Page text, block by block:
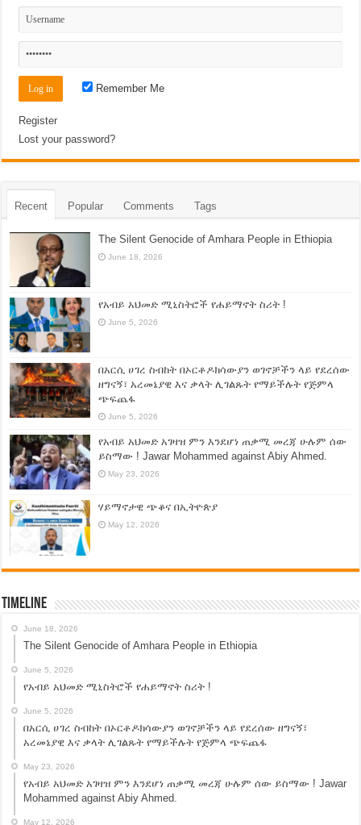
Remember Me
Register
Lost your password?
Recent Popular Comments Tags
The Silent Genocide of Amhara People in Ethiopia
June 18, 2026
የአብይ አህመድ ሚኒስትሮች የሐይማኖት ስሪት !
June 5, 2026
በአርሲ ሀገረ ስብከት በኦርቶዶክሳውያን ወገኖቻችን ላይ የደረሰው
ዘግናኝ፣ አረመኔያዊ እና ቃላት ሊገልጹት የማይችሉት የጅምላ
ጭፍጨፋ
June 5, 2026
የአብይ አህመድ አገዛዝ ምን እንደሆነ ጠቃሚ መረጃ ሁሉም ሰው
ይስማው ! Jawar Mohammed against Abiy Ahmed.
May 23, 2026
ሃይማኖታዊ ጭቆና በኢትዮጵያ
May 12, 2026
Timeline
June 18, 2026
The Silent Genocide of Amhara People in Ethiopia
June 5, 2026
የአብይ አህመድ ሚኒስትሮች የሐይማኖት ስሪት !
June 5, 2026
በአርሲ ሀገረ ስብከት በኦርቶዶክሳውያን ወገኖቻችን ላይ የደረሰው ዘግናኝ፣
አረመኔያዊ እና ቃላት ሊገልጹት የማይችሉት የጅምላ ጭፍጨፋ
May 23, 2026
የአብይ አህመድ አገዛዝ ምን እንደሆነ ጠቃሚ መረጃ ሁሉም ሰው ይስማው ! Jawar
Mohammed against Abiy Ahmed.
May 12, 2026